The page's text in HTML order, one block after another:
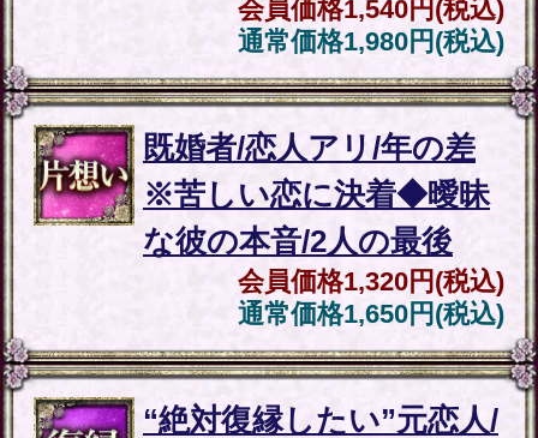
▲カテゴリーTOPへ
注意事項
ご利用料金について
「血族継承※霊能者7代目【想
い/情景映す水晶霊視】ピュアロ
ーズうぶ花」は有料コンテンツ
です。占いをご購入の都度、表
示料金のお支払いが必要となり
ます。同じ占いメニューを同じ
内容で占う場合でも、その都度
ださい。
占い結果について
一度ご購入いただいた占い結果